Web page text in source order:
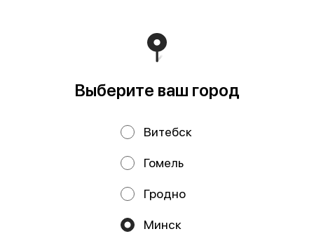
Торговом реестре Республики Беларусь 18.01.2021г.
Работает на эффективном ядре
Политика конфиденциальности
Выберите ваш город
Витебск
Гомель
Гродно
Минск